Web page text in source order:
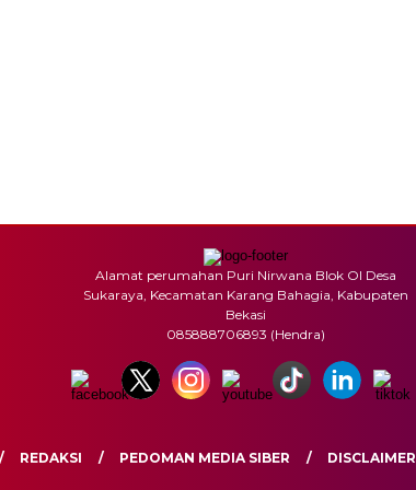
Alamat perumahan Puri Nirwana Blok OI Desa
Sukaraya, Kecamatan Karang Bahagia, Kabupaten
Bekasi
085888706893 (Hendra)
REDAKSI PEDOMAN MEDIA SIBER DISCLAIMER